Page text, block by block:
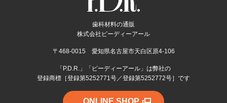
歯科材料の通販
株式会社ピーディーアール
〒468-0015 愛知県名古屋市天白区原4-106
「P.D.R.」「ピーディーアール」は弊社の
登録商標［登録第5252771号／登録第5252772号］です